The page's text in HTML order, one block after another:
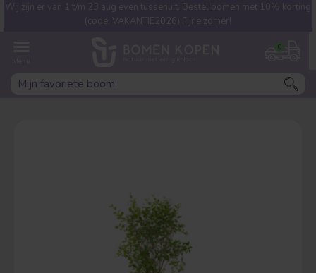
0
Wij zijn er van 1 t/m 23 aug even tussenuit. Bestel bomen met 10% korting
(code: VAKANTIE2026) FIjne zomer!
Welke boom ben jij naar op